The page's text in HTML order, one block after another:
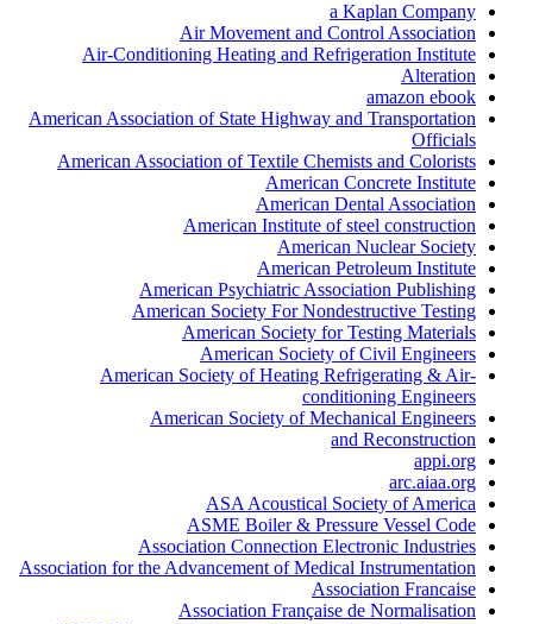
a Kaplan Company
Air Movement and Control Association
Air-Conditioning Heating and Refrigeration Institute
Alteration
amazon ebook
American Association of State Highway and Transportation
Officials
American Association of Textile Chemists and Colorists
American Concrete Institute
American Dental Association
American Institute of steel construction
American Nuclear Society
American Petroleum Institute
American Psychiatric Association Publishing
American Society For Nondestructive Testing
American Society for Testing Materials
American Society of Civil Engineers
American Society of Heating Refrigerating & Air-
conditioning Engineers
American Society of Mechanical Engineers
and Reconstruction
appi.org
arc.aiaa.org
ASA Acoustical Society of America
ASME Boiler & Pressure Vessel Code
Association Connection Electronic Industries
Association for the Advancement of Medical Instrumentation
Association Francaise
Association Française de Normalisation